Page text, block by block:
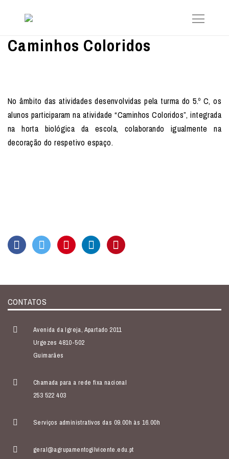
Caminhos Coloridos
No âmbito das atividades desenvolvidas pela turma do 5.º C, os
alunos participaram na atividade “Caminhos Coloridos”, integrada
na horta biológica da escola, colaborando igualmente na
decoração do respetivo espaço.
CONTATOS
Avenida da Igreja, Apartado 2011
Urgezes 4810-502
Guimarães
Chamada para a rede fixa nacional
253 522 403
Serviços administrativos das 09.00h às 16.00h
geral@agrupamentogilvicente.edu.pt